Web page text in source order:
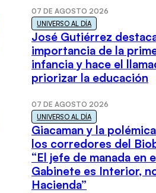
07 DE AGOSTO 2026
UNIVERSO AL DÍA
José Gutiérrez
importancia de la
infancia y hace el
priorizar la educación
07 DE AGOSTO 2026
UNIVERSO AL DÍA
Giacaman y la
los corredores del
“El jefe de manada en
Gabinete es Interior,
Hacienda”